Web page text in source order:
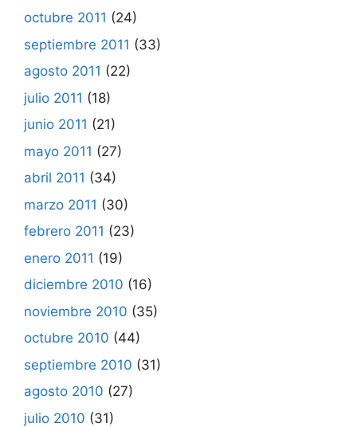
octubre 2011 (24)
septiembre 2011 (33)
agosto 2011 (22)
julio 2011 (18)
junio 2011 (21)
mayo 2011 (27)
abril 2011 (34)
marzo 2011 (30)
febrero 2011 (23)
enero 2011 (19)
diciembre 2010 (16)
noviembre 2010 (35)
octubre 2010 (44)
septiembre 2010 (31)
agosto 2010 (27)
julio 2010 (31)